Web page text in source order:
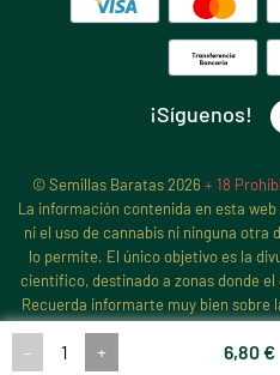
- + 6,80 €
¡Síguenos!
© Semillas Baratas 2026 + 18
La información contenida en esta
ni el uso de cannabis ni ninguna otra
lo permite. El único objetivo es la
científico, destinado a zonas donde
Recuerda informarte muy bien sobre
de residencia, antes de iniciar
estando prohibido en